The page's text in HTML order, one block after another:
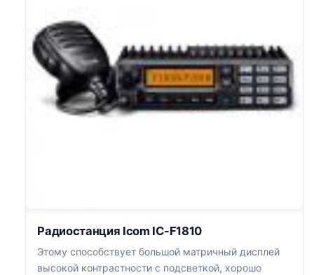
Радиостанция Icom IC-F1810
Этому способствует большой матричный дисплей
высокой контрастности с подсветкой, хорошо